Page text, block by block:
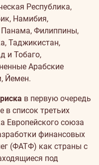
Республика,
Намибия,
Панама, Филиппины,
Таджикистан,
и Тобаго,
Арабские
Йемен.
в первую очередь
в список третьих
Европейского союза
финансовых
(ФАТФ) как страны с
под